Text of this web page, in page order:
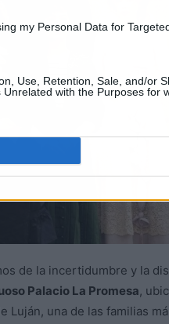
my Personal Data for
Use, Retention, Sale, and/or
with the Purposes for
de la incertidumbre y la
Palacio La Promesa,
Luján, una de las familias